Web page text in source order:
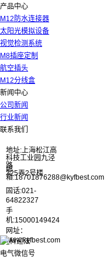
产品中心
M12防水连接器
太阳光模拟设备
视觉检测系统
M8插座定制
航空插头
M12分线盒
新闻中心
公司新闻
行业新闻
联系我们
地址:上海松江高
科技工业园九泾
路
325弄2号楼
邮
箱:18701876288@kyfbest.com
固话:021-
64822327
手
机:15000149424
网址：
www.kyfbest.com